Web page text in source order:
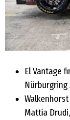
El Vantage
Nürburgring
Mattia